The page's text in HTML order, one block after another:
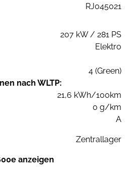
RJ045021
207 kW / 281 PS
Elektro
4 (Green)
nach WLTP:
21,6 kWh/100km
0 g/km
A
Zentrallager
anzeigen